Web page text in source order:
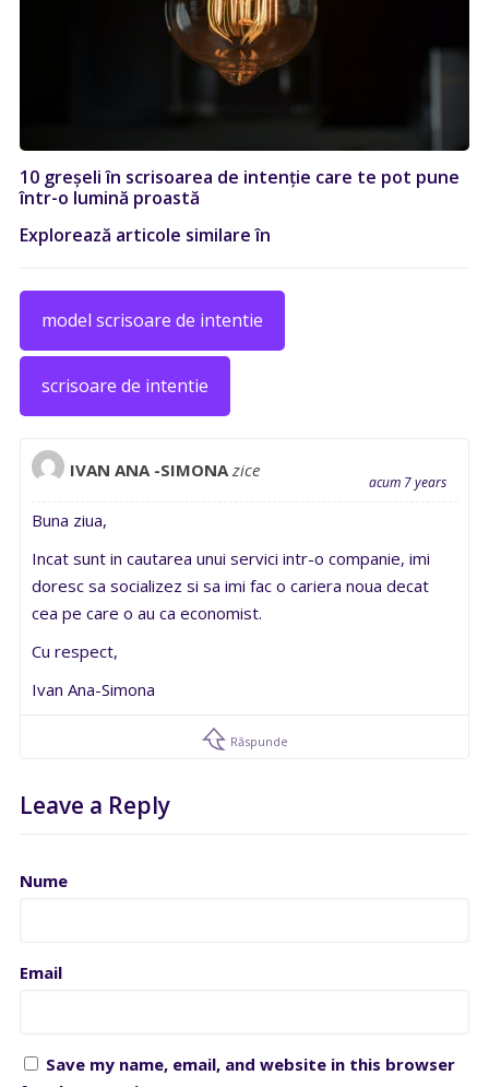
10 greșeli în scrisoarea de intenție care te pot pune
într-o lumină proastă
Explorează articole similare în
model scrisoare de intentie
scrisoare de intentie
IVAN ANA -SIMONAzice
acum 7 years
Buna ziua,
Incat sunt in cautarea unui servici intr-o companie, imi
doresc sa socializez si sa imi fac o cariera noua decat
cea pe care o au ca economist.
Cu respect,
Ivan Ana-Simona
Răspunde
Leave a Reply
Nume
Email
Save my name, email, and website in this browser